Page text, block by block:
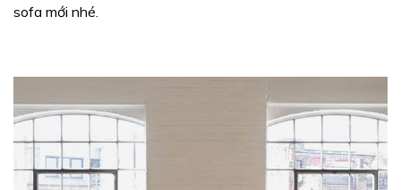
sofa mới nhé.